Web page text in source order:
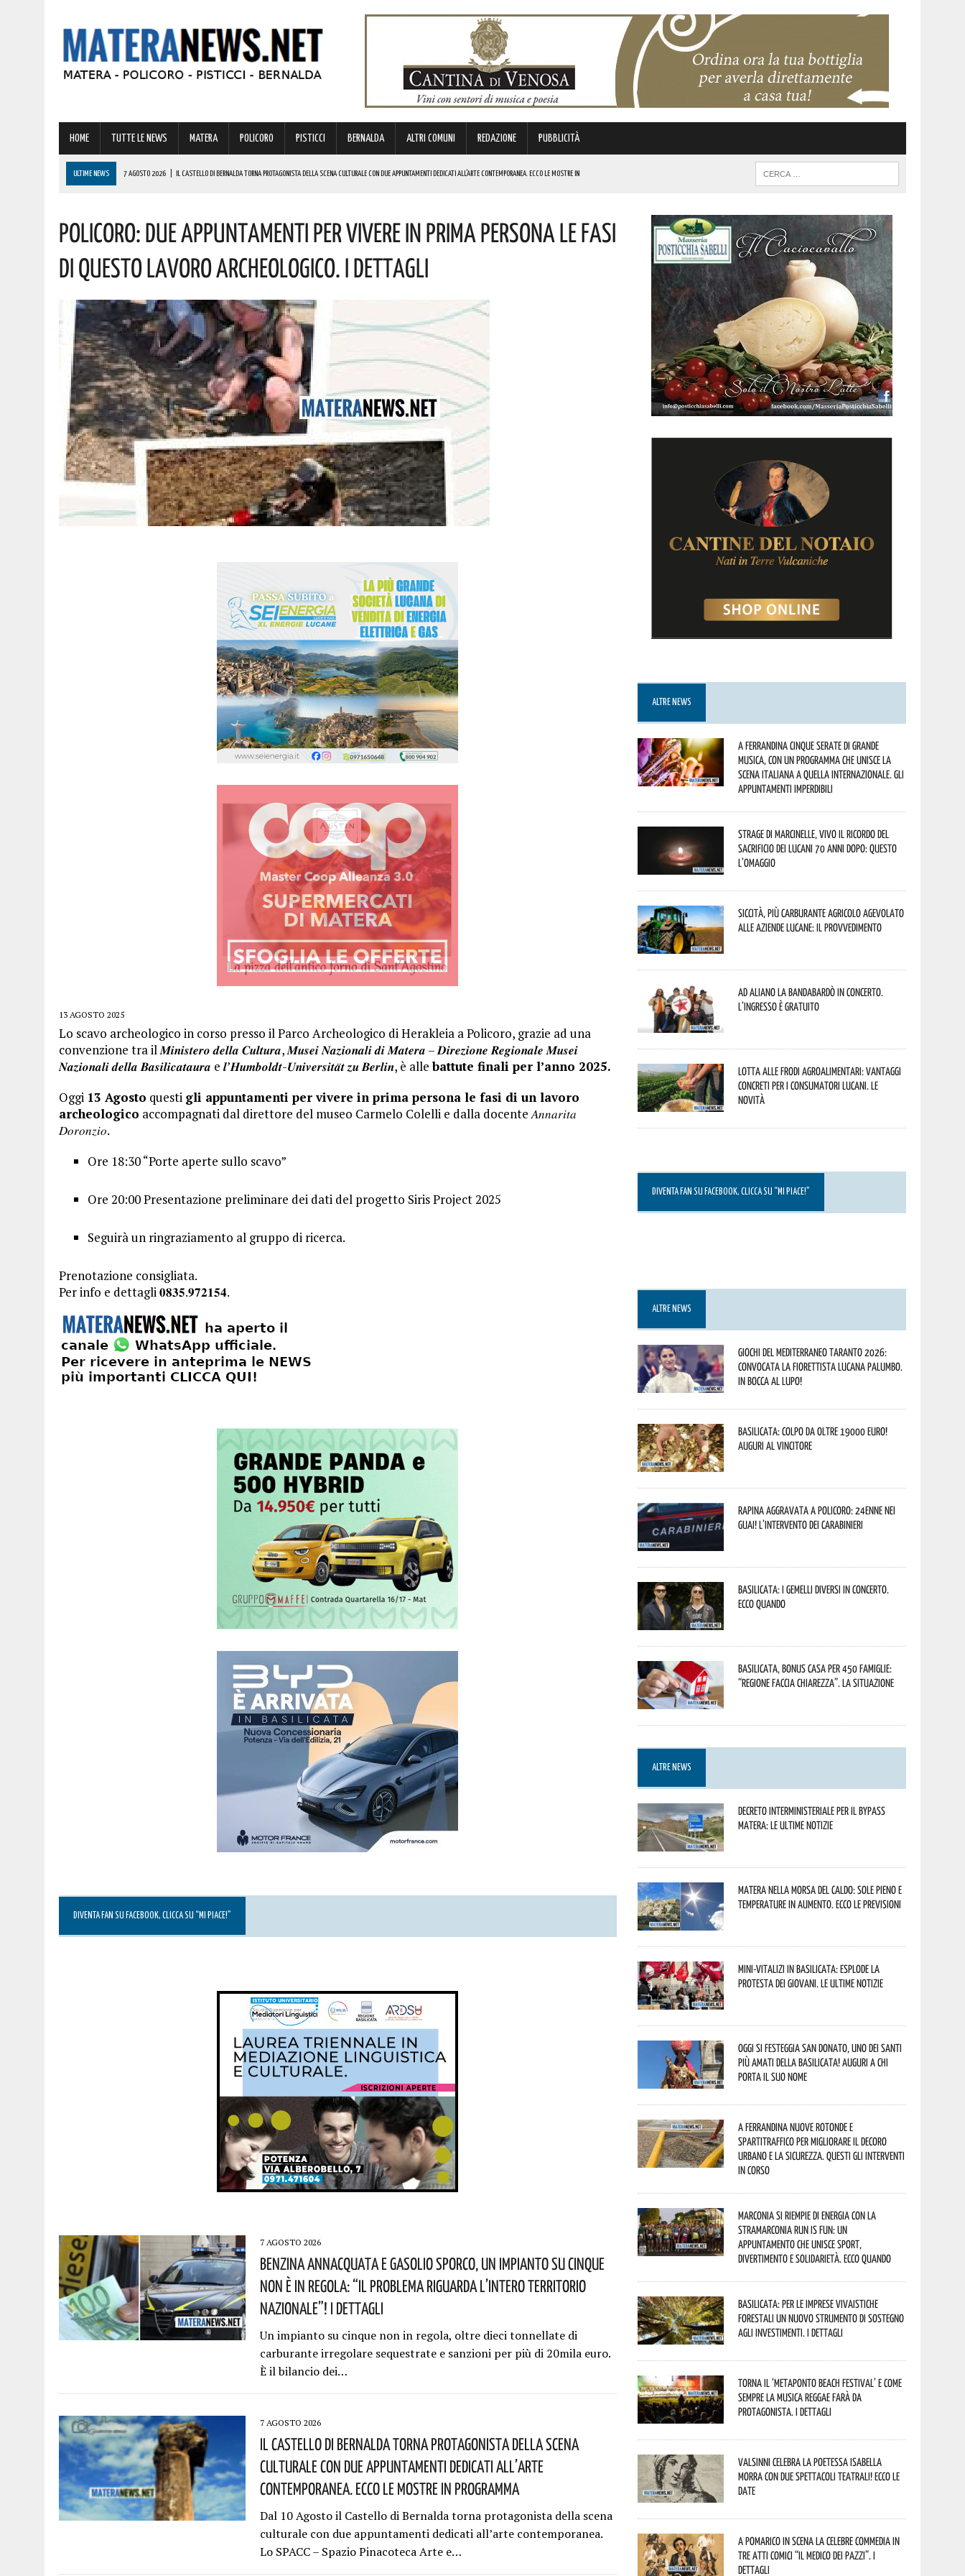
HOME TUTTE LE NEWS MATERA POLICORO PISTICCI BERNALDA ALTRI COMUNI REDAZIONE PUBBLICITÀ
ULTIME NEWS 7 AGOSTO 2026 IL CASTELLO DI BERNALDA TORNA PROTAGONISTA DELLA SCENA CULTURALE CON DUE APPUNTAMENTI DEDICATI ALL’ARTE CONTEMPORANEA. ECCO LE MOSTRE IN
7 AGOSTO 2026 | A GRASSANO FERVONO I PREPARATIVI PER LA RIEVOCAZIONE STORICA “I CAVALIERI DI MALTA”. ECCO IL PROGRAMMA
7 AGOSTO 2026 BERNALDA: IL SUGGESTIVO SCENARIO DELLE TAVOLE PALATINE FARÀ DA CORNICE ALLO SPETTACOLO DI ROSMY, UN EMOZIONANTE VIAGGIO TRA MUSICA E PAROLE. I DETTAGLI
Policoro: Due Appuntamenti Per Vivere In Prima Persona Le Fasi
Di Questo Lavoro Archeologico. I Dettagli
13 AGOSTO 2025
Lo scavo archeologico in corso presso il Parco Archeologico di Herakleia a Policoro, grazie ad una
convenzione tra il 𝑴𝒊𝒏𝒊𝒔𝒕𝒆𝒓𝒐 𝒅𝒆𝒍𝒍𝒂 𝑪𝒖𝒍𝒕𝒖𝒓𝒂, 𝑴𝒖𝒔𝒆𝒊 𝑵𝒂𝒛𝒊𝒐𝒏𝒂𝒍𝒊 𝒅𝒊 𝑴𝒂𝒕𝒆𝒓𝒂 – 𝑫𝒊𝒓𝒆𝒛𝒊𝒐𝒏𝒆 𝑹𝒆𝒈𝒊𝒐𝒏𝒂𝒍𝒆 𝑴𝒖𝒔𝒆𝒊
𝑵𝒂𝒛𝒊𝒐𝒏𝒂𝒍𝒊 𝒅𝒆𝒍𝒍𝒂 𝑩𝒂𝒔𝒊𝒍𝒊𝒄𝒂𝒕𝒂𝒖𝒓𝒂 e 𝒍’𝑯𝒖𝒎𝒃𝒐𝒍𝒅𝒕-𝑼𝒏𝒊𝒗𝒆𝒓𝒔𝒊𝒕𝒂̈𝒕 𝒛𝒖 𝑩𝒆𝒓𝒍𝒊𝒏, è allebattute finali per l’anno 2025.
Oggi 13 Agosto questi gli appuntamenti per vivere in prima persona le fasi di un lavoro
archeologico accompagnati dal direttore del museo Carmelo Colelli e dalla docente 𝐴𝑛𝑛𝑎𝑟𝑖𝑡𝑎
𝐷𝑜𝑟𝑜𝑛𝑧𝑖𝑜.
Ore 18:30 “Porte aperte sullo scavo”
Ore 20:00 Presentazione preliminare dei dati del progetto Siris Project 2025
Seguirà un ringraziamento al gruppo di ricerca.
Prenotazione consigliata.
Per info e dettagli 𝟎𝟖𝟑𝟓.𝟗𝟕𝟐𝟏𝟓𝟒.
DIVENTA FAN SU FACEBOOK, CLICCA SU “MI PIACE!”
7 AGOSTO 2026
Benzina Annacquata E Gasolio Sporco, Un Impianto Su Cinque
Non È In Regola: “il Problema Riguarda L’intero Territorio
Nazionale”! I Dettagli
Un impianto su cinque non in regola, oltre dieci tonnellate di
carburante irregolare sequestrate e sanzioni per più di 20mila euro.
È il bilancio dei…
7 AGOSTO 2026
Il Castello Di Bernalda Torna Protagonista Della Scena
Culturale Con Due Appuntamenti Dedicati All’arte
Contemporanea. Ecco Le Mostre In Programma
Dal 10 Agosto il Castello di Bernalda torna protagonista della scena
culturale con due appuntamenti dedicati all’arte contemporanea.
Lo SPACC – Spazio Pinacoteca Arte e…
ALTRE NEWS
A Ferrandina cinque serate di grande
musica, con un programma che unisce la
scena italiana a quella internazionale. Gli
appuntamenti imperdibili
Strage di Marcinelle, vivo il ricordo del
sacrificio dei lucani 70 anni dopo: questo
l’omaggio
Siccità, più carburante agricolo agevolato
alle aziende lucane: il provvedimento
Ad Aliano la Bandabardò in concerto.
L’ingresso è gratuito
Lotta alle frodi agroalimentari: vantaggi
concreti per i consumatori lucani. Le
novità
DIVENTA FAN SU FACEBOOK, CLICCA SU “MI PIACE!”
ALTRE NEWS
Giochi del Mediterraneo Taranto 2026:
convocata la fiorettista lucana Palumbo.
In bocca al lupo!
Basilicata: colpo da oltre 19000 Euro!
Auguri al vincitore
Rapina aggravata a Policoro: 24enne nei
guai! L’intervento dei Carabinieri
Basilicata: i Gemelli DiVersi in concerto.
Ecco quando
Basilicata, Bonus casa per 450 famiglie:
“Regione faccia chiarezza”. La situazione
ALTRE NEWS
Decreto interministeriale per il Bypass
Matera: le ultime notizie
Matera nella morsa del caldo: sole pieno e
temperature in aumento. Ecco le previsioni
Mini-vitalizi in Basilicata: esplode la
protesta dei giovani. Le ultime notizie
Oggi si festeggia San Donato, uno dei Santi
più amati della Basilicata! Auguri a chi
porta il suo nome
A Ferrandina nuove rotonde e
spartitraffico per migliorare il decoro
urbano e la sicurezza. Questi gli interventi
in corso
Marconia si riempie di energia con la
StraMarconia Run is Fun: un
appuntamento che unisce sport,
divertimento e solidarietà. Ecco quando
Basilicata: per le imprese vivaistiche
forestali un nuovo strumento di sostegno
agli investimenti. I dettagli
Torna il ‘Metaponto beach festival’ e come
sempre la musica reggae farà da
protagonista. I dettagli
Valsinni celebra la poetessa Isabella
Morra con due spettacoli teatrali! Ecco le
date
A Pomarico in scena la celebre commedia in
tre atti comici “Il medico dei pazzi”. I
dettagli